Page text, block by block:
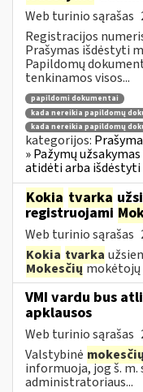
Web turinio sąrašas
Registracijos
Prašymas išdėstyti
Papildomų
tenkinamos visos...
papildomi dokumentai
kada nereikia papildomų
kada nereikia papildomų
kategorijos:
» Pažymų
atidėti arba
Kokia tvarka
registruojami
Web turinio sąrašas
Kokia tvarka
Mokesčiųmokėtojų
VMI vardu bus
apklausos
Web turinio sąrašas
Valstybinė mokesčių
informuoja, jog š. m.
administratoriaus...